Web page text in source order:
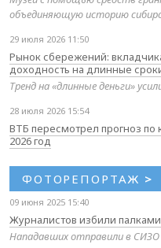
объединяющую историю
29 июля 2026 11:50
Рынок сбережений:
доходность на длинные
Тренд на «длинные деньги»
28 июля 2026 15:54
ВТБ пересмотрел прогноз по
2026 год
ФОТОРЕПОРТАЖ >
09 июня 2025 15:40
Журналистов избили
Нападавших отправили в СИЗО